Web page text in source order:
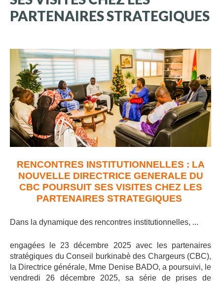
PARTENAIRESSTRATEGIQUES
RENCONTRES INSTITUTIONNELLES : LA
NOUVELLE DIRECTRICE GENERALE DU
CBC POURSUIT SES VISITES CHEZ LES
PARTENAIRES STRATEGIQUES
Dans la dynamique des rencontres institutionnelles, ...
engagées le 23 décembre 2025 avec les partenaires
stratégiques du Conseil burkinabè des Chargeurs (CBC),
la Directrice générale, Mme Denise BADO, a poursuivi, le
vendredi 26 décembre 2025, sa série de prises de